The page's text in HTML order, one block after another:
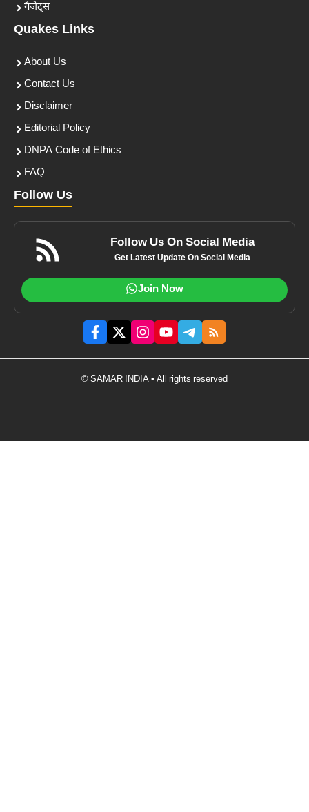
गैजेट्स
Quakes Links
About Us
Contact Us
Disclaimer
Editorial Policy
DNPA Code of Ethics
FAQ
Follow Us
Follow Us On Social Media
Get Latest Update On Social Media
Join Now
© SAMAR INDIA • All rights reserved